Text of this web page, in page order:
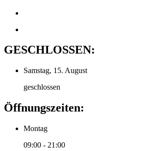
GESCHLOSSEN:
Samstag, 15. August
geschlossen
Öffnungszeiten:
Montag
09:00 - 21:00